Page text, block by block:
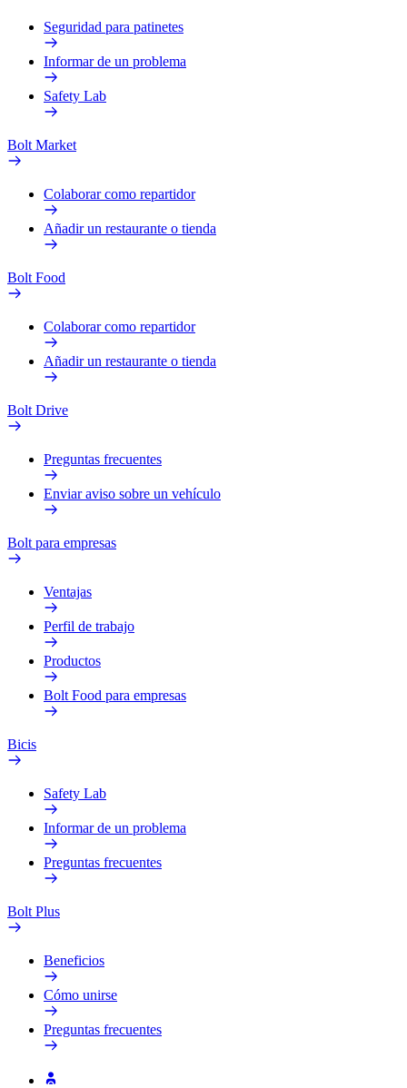
Seguridad para patinetes
Informar de un problema
Safety Lab
Bolt Market
Colaborar como repartidor
Añadir un restaurante o tienda
Bolt Food
Colaborar como repartidor
Añadir un restaurante o tienda
Bolt Drive
Preguntas frecuentes
Enviar aviso sobre un vehículo
Bolt para empresas
Ventajas
Perfil de trabajo
Productos
Bolt Food para empresas
Bicis
Safety Lab
Informar de un problema
Preguntas frecuentes
Bolt Plus
Beneficios
Cómo unirse
Preguntas frecuentes